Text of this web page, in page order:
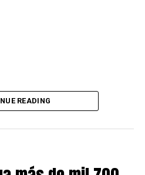
READING